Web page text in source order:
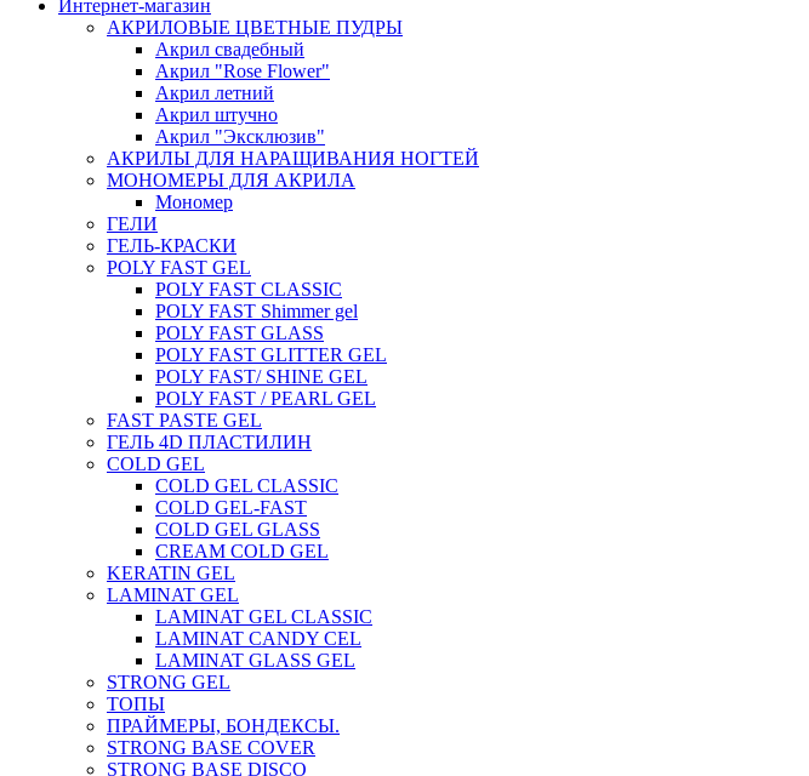
Интернет-магазин
АКРИЛОВЫЕ ЦВЕТНЫЕ ПУДРЫ
Акрил свадебный
Акрил "Rose Flower"
Акрил летний
Акрил штучно
Акрил "Эксклюзив"
АКРИЛЫ ДЛЯ НАРАЩИВАНИЯ НОГТЕЙ
МОНОМЕРЫ ДЛЯ АКРИЛА
Мономер
ГЕЛИ
ГЕЛЬ-КРАСКИ
POLY FAST GEL
POLY FAST CLASSIC
POLY FAST Shimmer gel
POLY FAST GLASS
POLY FAST GLITTER GEL
POLY FAST/ SHINE GEL
POLY FAST / PEARL GEL
FAST PASTE GEL
ГЕЛЬ 4D ПЛАСТИЛИН
COLD GEL
COLD GEL CLASSIC
COLD GEL-FAST
COLD GEL GLASS
CREAM COLD GEL
KERATIN GEL
LAMINAT GEL
LAMINAT GEL CLASSIС
LAMINAT CANDY CEL
LAMINAT GLASS GEL
STRONG GEL
ТОПЫ
ПРАЙМЕРЫ, БОНДЕКСЫ.
STRONG BASE COVER
STRONG BASE DISCO